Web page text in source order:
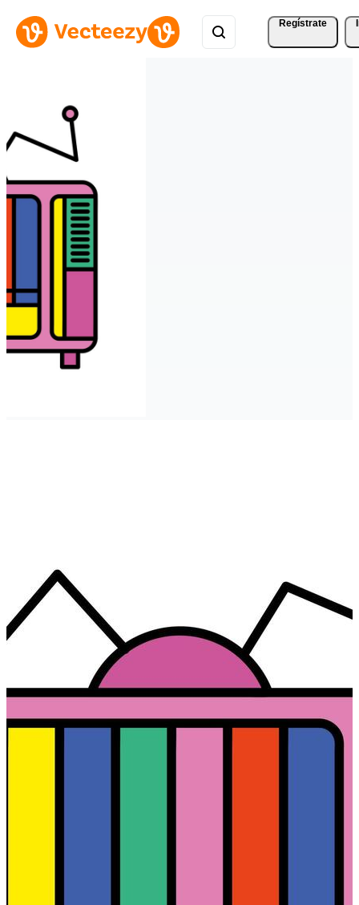
Regístrate